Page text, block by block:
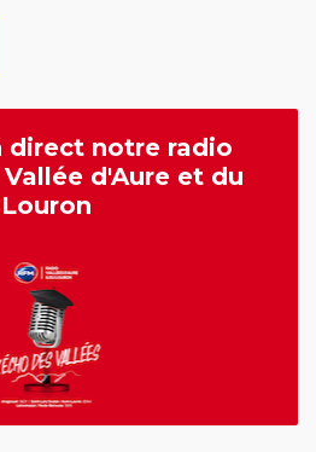
direct notre radio
d'Aure et du
Louron